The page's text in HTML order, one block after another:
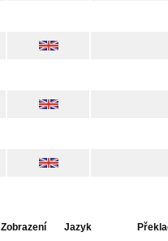
Zobrazení Jazyk